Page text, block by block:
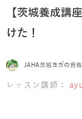
【茨城養成講
けた！
JAHA茨城ヨガの資
レッスン講師：